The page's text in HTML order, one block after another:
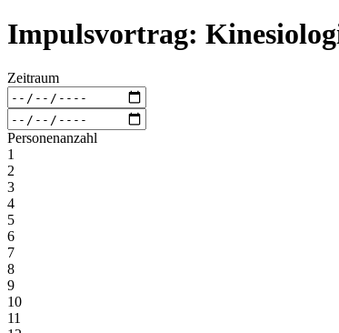
Impulsvortrag:
Zeitraum
Personenanzahl
1
2
3
4
5
6
7
8
9
10
11